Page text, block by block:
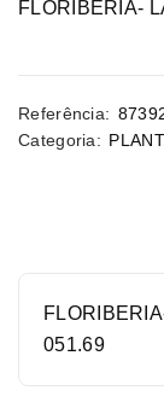
FLORIBERIA-
Referência:
Categoria:
051.69